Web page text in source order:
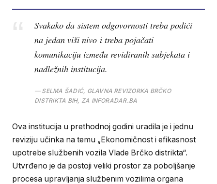
Svakako da sistem odgovornosti treba podići
na jedan viši nivo i treba pojačati
komunikaciju između revidiranih subjekata i
nadležnih institucija.
SELMA ŠADIĆ, GLAVNA REVIZORKA BRČKO
DISTRIKTA BIH, ZA INFORADAR.BA
Ova institucija u prethodnoj godini uradila je i jednu
reviziju učinka na temu „Ekonomičnost i efikasnost
upotrebe službenih vozila Vlade Brčko distrikta“.
Utvrđeno je da postoji veliki prostor za poboljšanje
procesa upravljanja službenim vozilima organa